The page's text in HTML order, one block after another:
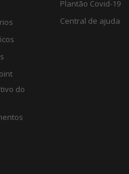
do
Plantão Covid-19
Central de ajuda